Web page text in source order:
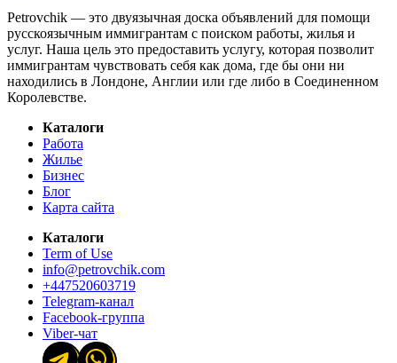
Petrovchik — это двуязычная доска объявлений для помощи
русскоязычным иммигрантам с поиском работы, жилья и
услуг. Наша цель это предоставить услугу, которая позволит
иммигрантам чувствовать себя как дома, где бы они ни
находились в Лондоне, Англии или где либо в Соединенном
Королевстве.
Каталоги
Работа
Жилье
Бизнес
Блог
Карта сайта
Каталоги
Term of Use
info@petrovchik.com
+447520603719
Telegram-канал
Facebook-группа
Viber-чат